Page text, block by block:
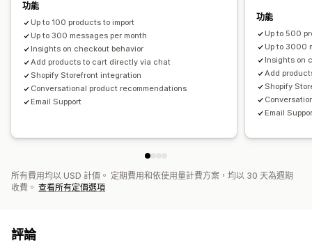
功能
Up to 100 products to import
Up to 300 messages per month
Insights on checkout behavior
Add products to cart directly via chat
Shopify Storefront integration
Conversational product recommendations
Email Support
功能
Up to 500
Up to 3000
Insights on
Add
Shopify
Email
所有費用均以 USD 計價。 定期費用和依使用量計費方案，均以 30 天為週期
收費。 查看所有定價選項
評論